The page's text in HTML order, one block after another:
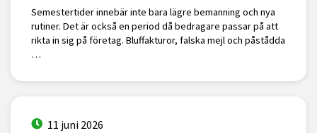
Semestertider innebär inte bara lägre bemanning och nya
rutiner. Det är också en period då bedragare passar på att
rikta in sig på företag. Bluffakturor, falska mejl och påstådda
…
11 juni 2026